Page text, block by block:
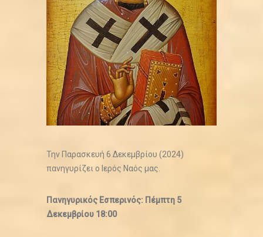
Την Παρασκευή 6 Δεκεμβρίου (2024)
πανηγυρίζει ο Ιερός Ναός μας.
Πανηγυρικός Eσπερινός: Πέμπτη 5
Δεκεμβρίου 18:00